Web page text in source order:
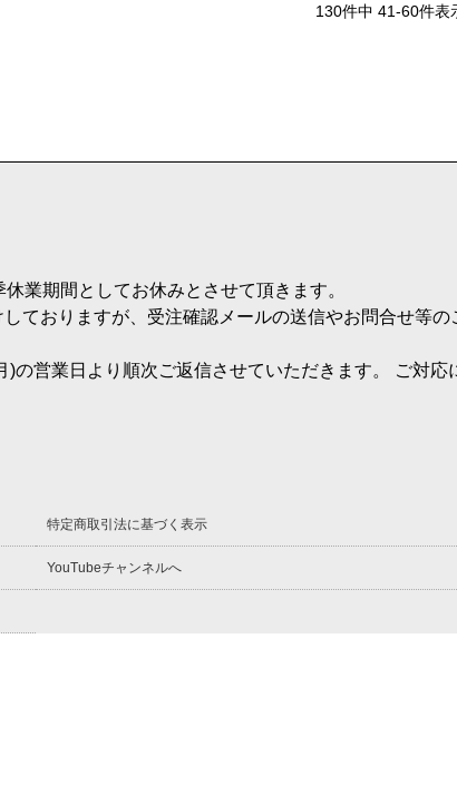
130件中 41-60件表
業期間としてお休みとさせて頂きます。
ておりますが、受注確認メールの送信やお問合せ等の
営業日より順次ご返信させていただきます。 ご対応
特定商取引法に基づく表示
YouTubeチャンネルへ